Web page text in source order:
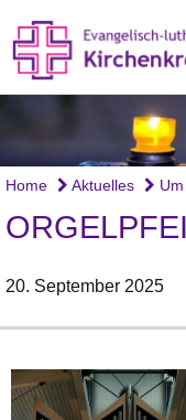
Home Aktuelles
20. September 2025